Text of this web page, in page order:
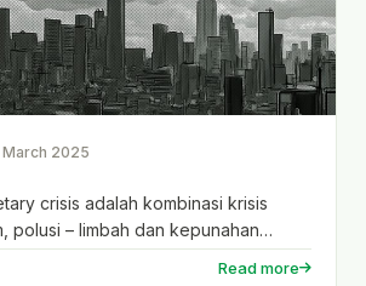
March 2025
crisis adalah kombinasi krisis
polusi – limbah dan kepunahan
ekologi). Ketiga nya saling
Read more